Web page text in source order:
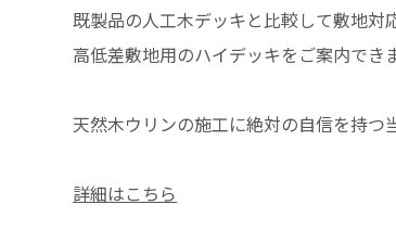
既製品の人工木デッキと比較して敷地
高低差敷地用のハイデッキをご案内でき
天然木ウリンの施工に絶対の自信を持
詳細はこちら